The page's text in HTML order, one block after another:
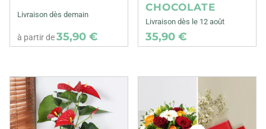
Livraison dès demain
à partir de35,90 €
CHOCOLATE
Livraison dès le 12 août
35,90 €